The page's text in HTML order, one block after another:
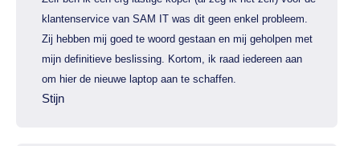
klantenservice van SAM IT was dit geen enkel probleem.
Zij hebben mij goed te woord gestaan en mij geholpen met
mijn definitieve beslissing. Kortom, ik raad iedereen aan
om hier de nieuwe laptop aan te schaffen.
Stijn